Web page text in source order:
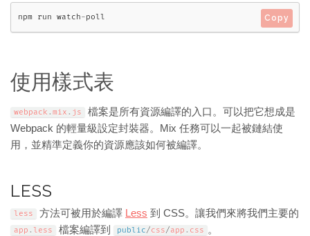
npm run watch-poll Copy
使用樣式表
webpack . mix . js
檔案是所有資源編譯的入口。可以把它想成是
Webpack 的輕量級設定封裝器。Mix 任務可以一起被鏈結使
用，並精準定義你的資源應該如何被編譯。
LESS
less 方法可被用於編譯 Less 到 CSS。讓我們來將我們主要的
app . less 檔案編譯到 public/css/app . css 。